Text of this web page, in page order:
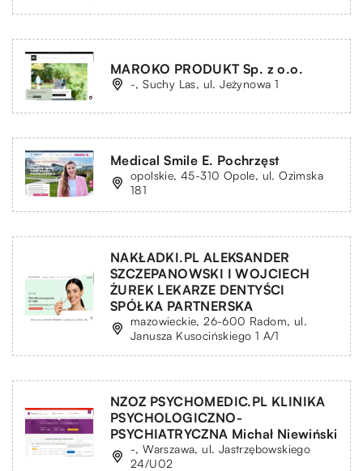
MAROKO PRODUKT Sp. z o.o.
-, Suchy Las, ul. Jeżynowa 1
Medical Smile E. Pochrzęst
opolskie, 45-310 Opole, ul. Ozimska
181
NAKŁADKI.PL ALEKSANDER
SZCZEPANOWSKI I WOJCIECH
ŻUREK LEKARZE DENTYŚCI
SPÓŁKA PARTNERSKA
mazowieckie, 26-600 Radom, ul.
Janusza Kusocińskiego 1 A/1
NZOZ PSYCHOMEDIC.PL KLINIKA
PSYCHOLOGICZNO-
PSYCHIATRYCZNA Michał Niewiński
-, Warszawa, ul. Jastrzębowskiego
24/U02